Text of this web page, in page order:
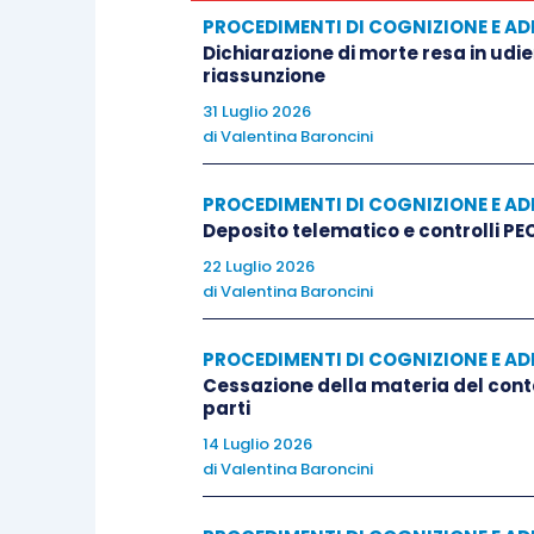
2016, pag. 2, in www.consob.it).
l’abrogazione, a far data dall’entrata in
relative all’attività della Camera di
sostanzialmente, un avvicendamento
sensi dell’art. 2 della Delibera ACF, le
innanzi alla Camera e non ancora
Nei limiti del presente intervento (si
disciplinano il funzionamento
per le controversie finanziarie presso la
PROCEDIMENTI DI COGNIZIONE E
Dichiarazione di morte resa in
riassunzione
31 Luglio 2026
diValentina Baroncini
PROCEDIMENTI DI COGNIZIONE E
Deposito telematico e controlli
22 Luglio 2026
diValentina Baroncini
PROCEDIMENTI DI COGNIZIONE E
Cessazione della materia del
parti
14 Luglio 2026
diValentina Baroncini